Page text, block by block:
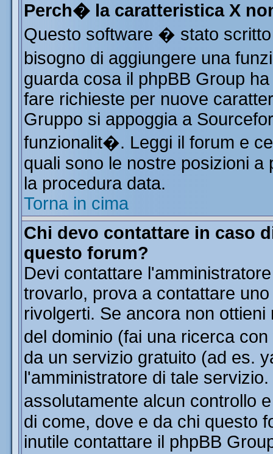
Perch� la caratteristica X
Questo software � stato
bisogno di aggiungere una
guarda cosa il phpBB Group
fare richieste per nuove
Gruppo si appoggia a
funzionalit�. Leggi il forum e
quali sono le nostre posizioni
la procedura data.
Torna in cima
Chi devo contattare in caso
questo forum?
Devi contattare
trovarlo, prova a contattare
rivolgerti. Se ancora non
del dominio (fai una ricerca
da un servizio gratuito (ad es.
l'amministratore di tale
assolutamente alcun controllo
di come, dove e da chi questo
inutile contattare il phpBB